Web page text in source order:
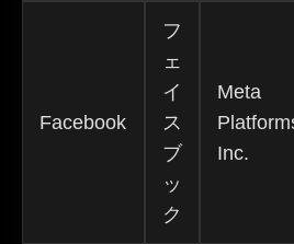
Facebook
フ
ェ
イ
ス
ブ
ッ
ク
Meta
Inc.